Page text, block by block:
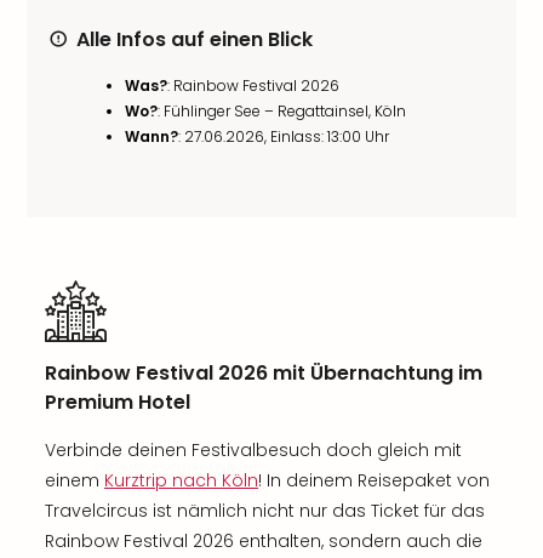
Alle Infos auf einen Blick
Was?: Rainbow Festival 2026
Wo?: Fühlinger See – Regattainsel, Köln
Wann?: 27.06.2026, Einlass: 13:00 Uhr
Rainbow Festival 2026 mit Übernachtung im
Premium Hotel
Verbinde deinen Festivalbesuch doch gleich mit
einem Kurztrip nach Köln! In deinem Reisepaket von
Travelcircus ist nämlich nicht nur das Ticket für das
Rainbow Festival 2026 enthalten, sondern auch die